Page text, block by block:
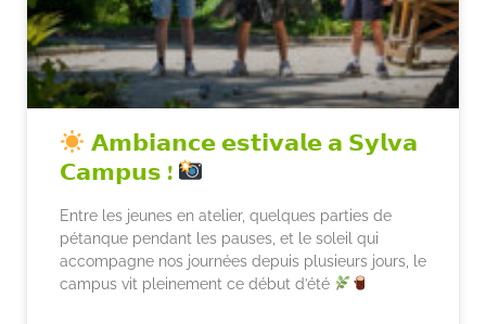
𝗔𝗺𝗯𝗶𝗮𝗻𝗰𝗲 𝗲𝘀𝘁𝗶𝘃𝗮𝗹𝗲 𝗮 𝗦𝘆𝗹𝘃𝗮
𝗖𝗮𝗺𝗽𝘂𝘀 !
Entre les jeunes en atelier, quelques parties de
pétanque pendant les pauses, et le soleil qui
accompagne nos journées depuis plusieurs jours, le
campus vit pleinement ce début d’été